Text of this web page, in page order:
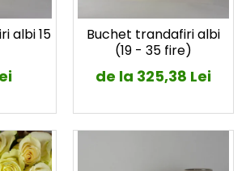
albi 15
Buchet trandafiri albi
(19 - 35 fire)
de la 325,38 Lei